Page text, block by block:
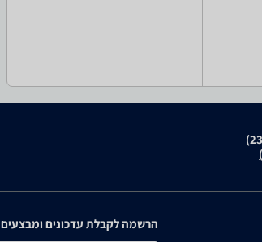
הרשמה לקבלת עדכונים ומבצעים